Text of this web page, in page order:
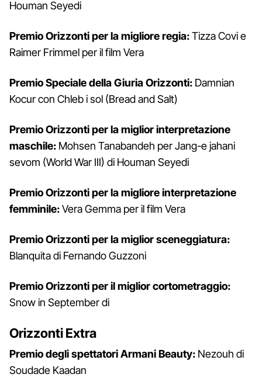
Houman Seyedi
Premio Orizzonti per la migliore regia:Tizza Covi e
Raimer Frimmel per il film Vera
Premio Speciale della Giuria Orizzonti: Damnian
Kocur con Chleb i sol (Bread and Salt)
Premio Orizzonti per la miglior interpretazione
maschile: Mohsen Tanabandeh per Jang-e jahani
sevom (World War III) di Houman Seyedi
Premio Orizzonti per la migliore interpretazione
femminile:Vera Gemma per il film Vera
Premio Orizzonti per la miglior sceneggiatura:
Blanquita di Fernando Guzzoni
Premio Orizzonti per il miglior cortometraggio:
Snow in September di
Orizzonti Extra
Premio degli spettatori Armani Beauty: Nezouh di
Soudade Kaadan